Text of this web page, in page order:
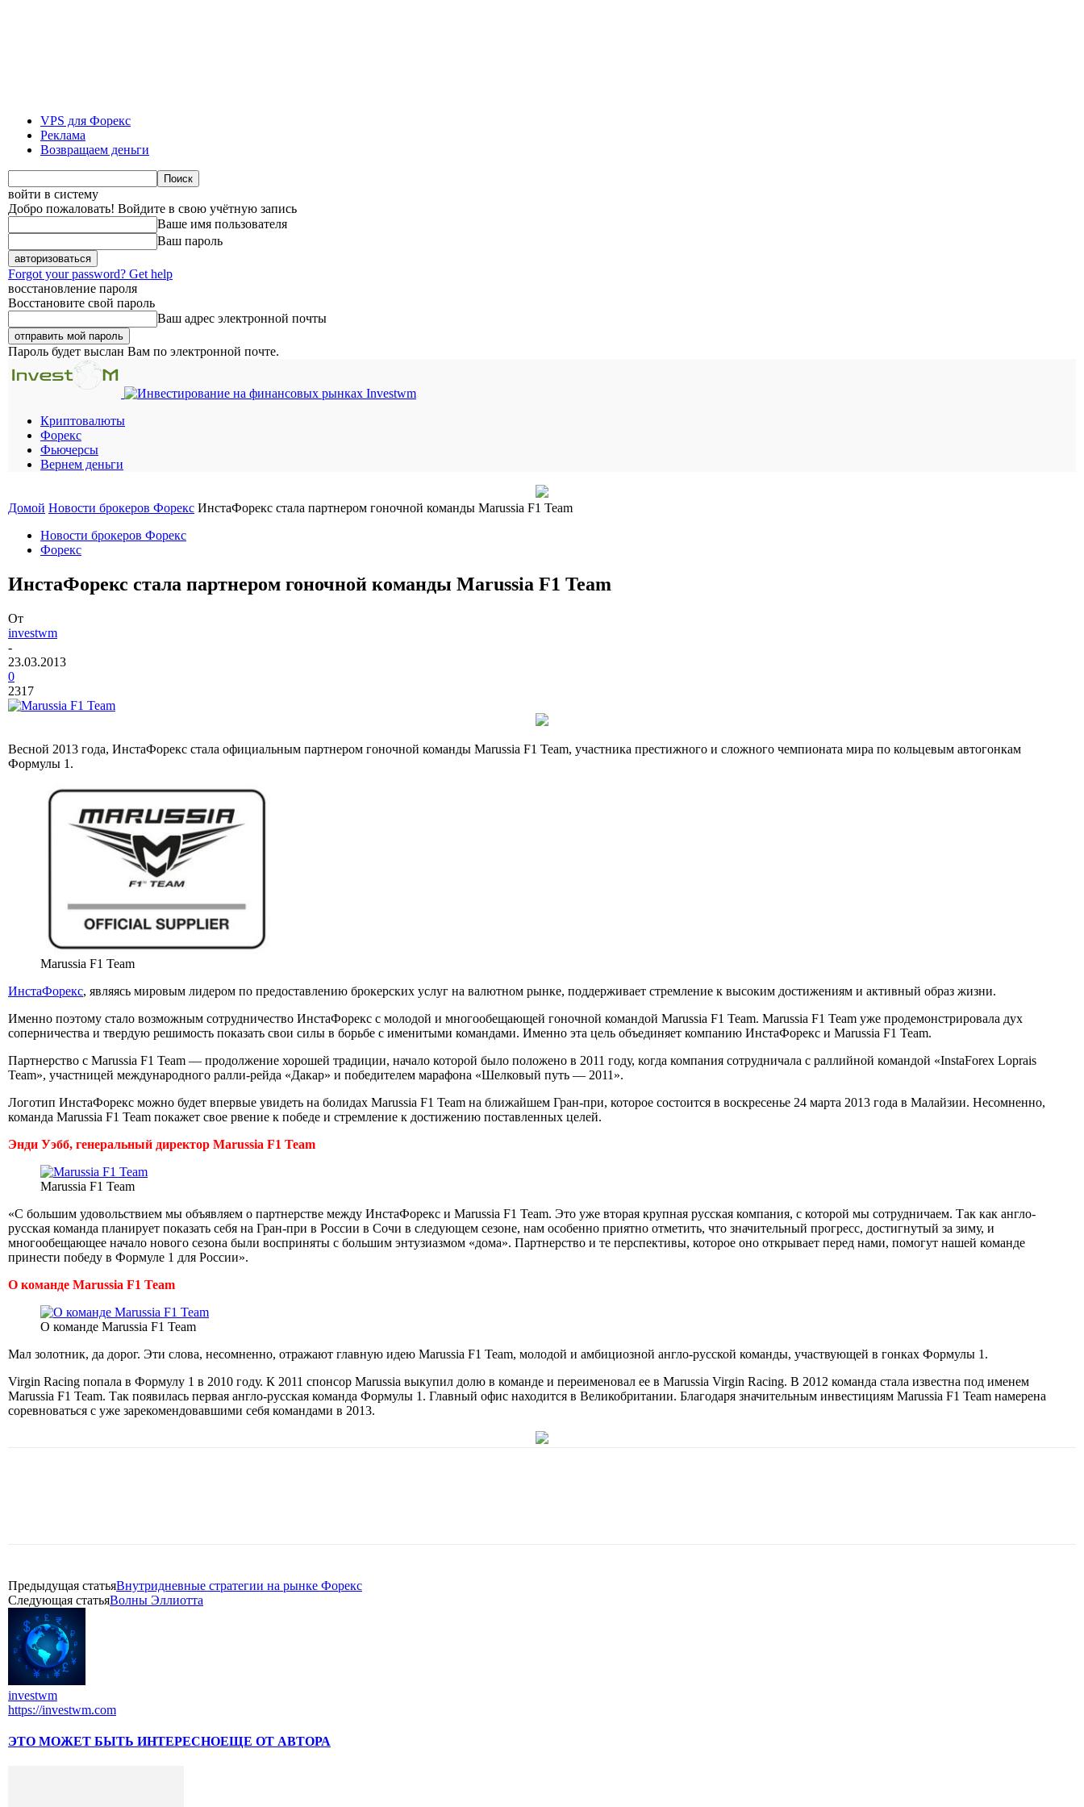
VPS для Форекс
Реклама
Возвращаем деньги
войти в систему
Добро пожаловать! Войдите в свою учётную запись
Ваше имя пользователя
Ваш пароль
Forgot your password? Get help
восстановление пароля
Восстановите свой пароль
Ваш адрес электронной почты
Пароль будет выслан Вам по электронной почте.
Investwm
Криптовалюты
Форекс
Фьючерсы
Вернем деньги
Домой Новости брокеров Форекс ИнстаФорекс стала партнером гоночной команды Marussia F1 Team
Новости брокеров Форекс
Форекс
ИнстаФорекс стала партнером гоночной команды Marussia F1 Team
От
investwm
-
23.03.2013
0
2317
Весной 2013 года, ИнстаФорекс стала официальным партнером гоночной команды Marussia F1 Team, участника престижного и сложного чемпионата мира по кольцевым автогонкам
Формулы 1.
Marussia F1 Team
ИнстаФорекс, являясь мировым лидером по предоставлению брокерских услуг на валютном рынке, поддерживает стремление к высоким достижениям и активный образ жизни.
Именно поэтому стало возможным сотрудничество ИнстаФорекс с молодой и многообещающей гоночной командой Marussia F1 Team. Marussia F1 Team уже продемонстрировала дух
соперничества и твердую решимость показать свои силы в борьбе с именитыми командами. Именно эта цель объединяет компанию ИнстаФорекс и Marussia F1 Team.
Партнерство с Marussia F1 Team — продолжение хорошей традиции, начало которой было положено в 2011 году, когда компания сотрудничала с раллийной командой «InstaForex Loprais
Team», участницей международного ралли-рейда «Дакар» и победителем марафона «Шелковый путь — 2011».
Логотип ИнстаФорекс можно будет впервые увидеть на болидах Marussia F1 Team на ближайшем Гран-при, которое состоится в воскресенье 24 марта 2013 года в Малайзии. Несомненно,
команда Marussia F1 Team покажет свое рвение к победе и стремление к достижению поставленных целей.
Энди Уэбб, генеральный директор Marussia F1 Team
Marussia F1 Team
«С большим удовольствием мы объявляем о партнерстве между ИнстаФорекс и Marussia F1 Team. Это уже вторая крупная русская компания, с которой мы сотрудничаем. Так как англо-
русская команда планирует показать себя на Гран-при в России в Сочи в следующем сезоне, нам особенно приятно отметить, что значительный прогресс, достигнутый за зиму, и
многообещающее начало нового сезона были восприняты с большим энтузиазмом «дома». Партнерство и те перспективы, которое оно открывает перед нами, помогут нашей команде
принести победу в Формуле 1 для России».
О команде Marussia F1 Team
О команде Marussia F1 Team
Мал золотник, да дорог. Эти слова, несомненно, отражают главную идею Marussia F1 Team, молодой и амбициозной англо-русской команды, участвующей в гонках Формулы 1.
Virgin Racing попала в Формулу 1 в 2010 году. К 2011 спонсор Marussia выкупил долю в команде и переименовал ее в Marussia Virgin Racing. В 2012 команда стала известна под именем
Marussia F1 Team. Так появилась первая англо-русская команда Формулы 1. Главный офис находится в Великобритании. Благодаря значительным инвестициям Marussia F1 Team намерена
соревноваться с уже зарекомендовавшими себя командами в 2013.
Предыдущая статьяВнутридневные стратегии на рынке Форекс
Следующая статьяВолны Эллиотта
investwm
https://investwm.com
ЭТО МОЖЕТ БЫТЬ ИНТЕРЕСНОЕЩЕ ОТ АВТОРА